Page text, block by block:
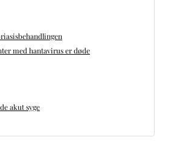
med hantavirus er døde
akut syge